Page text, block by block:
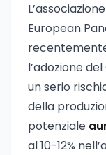
L’associazione
European
l’adozione
un serio
della
potenziale
al 10-12%